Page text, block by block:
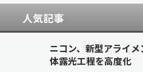
人気記事
ニコン、新型アライ
体露光工程を高度化